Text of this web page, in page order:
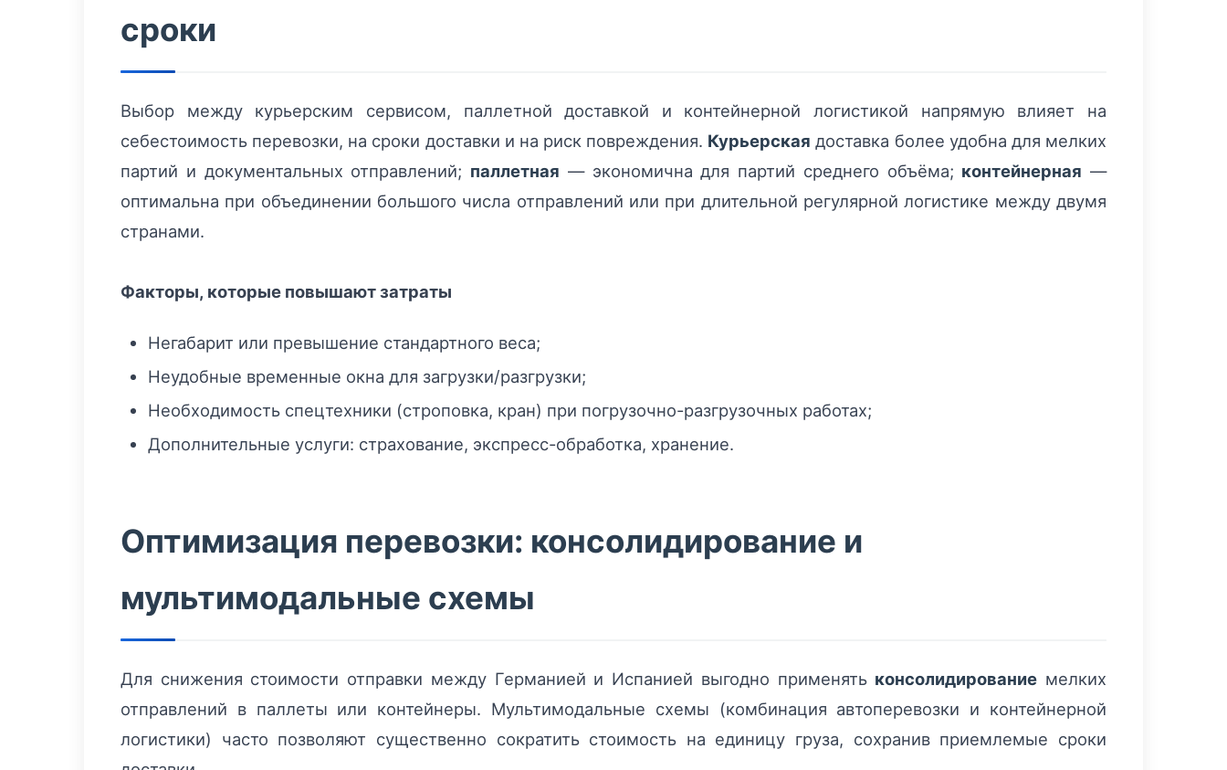
сроки
Выбор между курьерским сервисом, паллетной доставкой и контейнерной логистикой напрямую влияет на
себестоимость перевозки, на сроки доставки и на риск повреждения. Курьерская доставка более удобна для мелких
партий и документальных отправлений; паллетная — экономична для партий среднего объёма; контейнерная —
оптимальна при объединении большого числа отправлений или при длительной регулярной логистике между двумя
странами.
Факторы, которые повышают затраты
Негабарит или превышение стандартного веса;
Неудобные временные окна для загрузки/разгрузки;
Необходимость спецтехники (строповка, кран) при погрузочно-разгрузочных работах;
Дополнительные услуги: страхование, экспресс-обработка, хранение.
Оптимизация перевозки: консолидирование и
мультимодальные схемы
Для снижения стоимости отправки между Германией и Испанией выгодно применять консолидирование мелких
отправлений в паллеты или контейнеры. Мультимодальные схемы (комбинация автоперевозки и контейнерной
логистики) часто позволяют существенно сократить стоимость на единицу груза, сохранив приемлемые сроки